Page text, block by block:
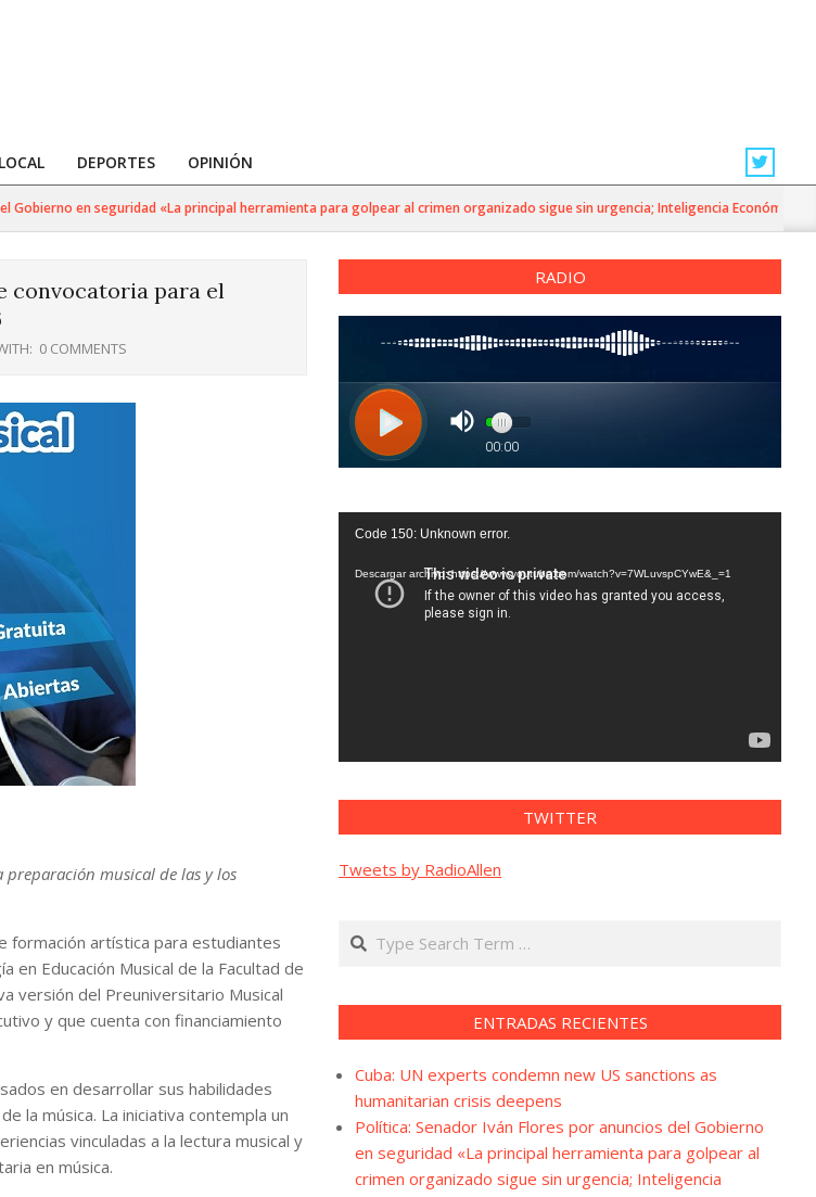
LOCAL DEPORTES OPINIÓN
en seguridad «La principal herramienta para golpear al crimen organizado sigue sin urgencia; Inteligencia Económica»
convocatoria para el
0 COMMENTS
preparación musical de las y los
formación artística para estudiantes
en Educación Musical de la Facultad de
versión del Preuniversitario Musical
y que cuenta con financiamiento
en desarrollar sus habilidades
la música. La iniciativa contempla un
vinculadas a la lectura musical y
en música.
RADIO
Reproductor
vídeo
Code 150: Unknown error.
Descargar archivo: https://www.youtube.com/watch?v=7WLuvspCYwE&_=1
TWITTER
Tweets by RadioAllen
Search
ENTRADAS RECIENTES
Cuba: UN experts condemn new US sanctions as
humanitarian crisis deepens
Política: Senador Iván Flores por anuncios del Gobierno
en seguridad «La principal herramienta para golpear al
crimen organizado sigue sin urgencia; Inteligencia